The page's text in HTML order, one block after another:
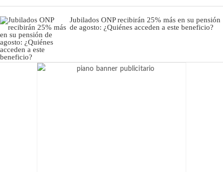
Jubilados ONP recibirán 25% más en su pensión
de agosto: ¿Quiénes acceden a este beneficio?